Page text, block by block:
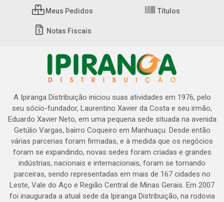
Meus Pedidos Títulos
Notas Fiscais
A Ipiranga Distribuição iniciou suas atividades em 1976, pelo
seu sócio-fundador, Laurentino Xavier da Costa e seu irmão,
Eduardo Xavier Neto, em uma pequena sede situada na avenida
Getúlio Vargas, bairro Coqueiro em Manhuaçu. Desde então
várias parcerias foram firmadas, e à medida que os negócios
foram se expandindo, novas sedes foram criadas e grandes
indústrias, nacionais e internacionais, foram se tornando
parceiras, sendo representadas em mais de 167 cidades no
Leste, Vale do Aço e Região Central de Minas Gerais. Em 2007
foi inaugurada a atual sede da Ipiranga Distribuição, na rodovia